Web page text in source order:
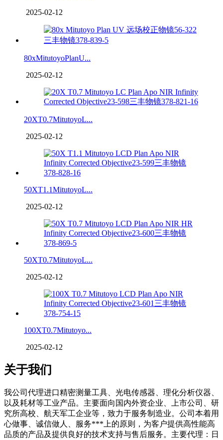
2025-02-12
80xMitutoyoPlanU...
2025-02-12
20XT0.7MitutoyoL...
2025-02-12
50XT1.1MitutoyoL...
2025-02-12
50XT0.7MitutoyoL...
2025-02-12
100XT0.7Mitutoyo...
2025-02-12
关于我们
我公司代理进口精密测量工具、光电传感器、理化分析仪器、
以及耗材等工业产品。主要面向国内外资企业、上市公司、研
究所高校、航天军工企业等，致力于服务制造业。公司本着用
心做事、诚信做人、服务***上的原则，为客户提供高性能高
品质的产品及提供良好的技术支持与售后服务。主要代理：日